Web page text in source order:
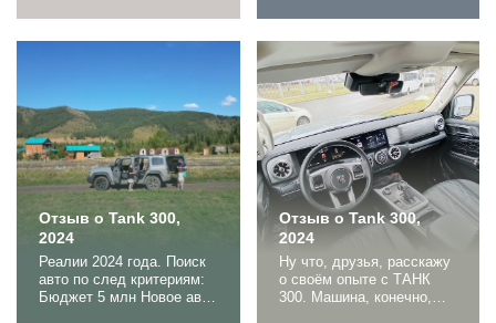
первая про которую
хочется написать свой
Harrier 2017г. турбовой, и
Lexus RX 300 2020. У
супруги RAV 4 на котором
я также регулярно ездил
и...
нравился, но годы берут
своё: два раза ремонт
АКП через каждые 150 т.
км, начали отваливаться
массово датчики и прочая
электроника). TANK
внешне очень
приглянулся. Посетил
тестдрайв, почитал
отзывы...
Отзыв о Tank 300,
2024
Реалии 2024 года. Поиск
авто по след критериям:
Бюджет 5 млн Новое авто
Отзыв о Tank 300,
2024
Ну что, друзья, расскажу
о своём опыте с ТАНК
300. Машина, конечно,